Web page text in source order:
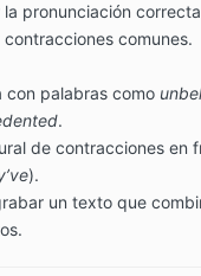
la pronunciación
contracciones comunes.
con palabras como
.
de contracciones en
).
un texto que